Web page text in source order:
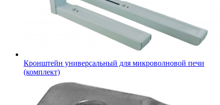
Кронштейн универсальный для микроволновой печи
(комплект)